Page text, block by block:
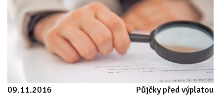
09.11.2016 Půjčky před výplatou